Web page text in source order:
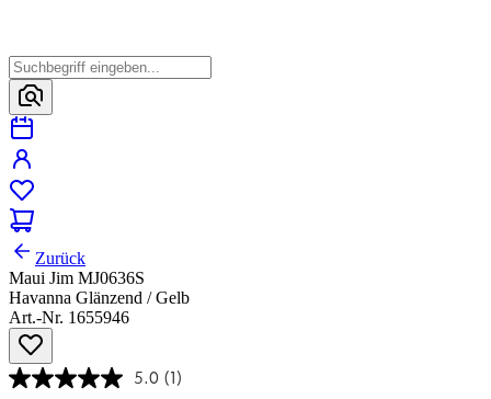
Zurück
Maui Jim MJ0636S
Havanna Glänzend / Gelb
Art.-Nr. 1655946
5.0 (1)